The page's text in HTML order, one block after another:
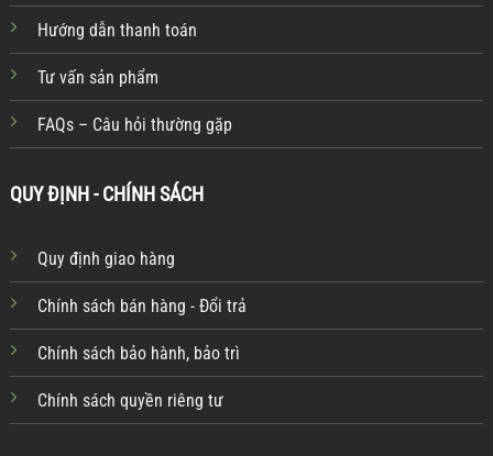
Hướng dẫn thanh toán
Tư vấn sản phẩm
FAQs – Câu hỏi thường gặp
QUY ĐỊNH - CHÍNH SÁCH
Quy định giao hàng
Chính sách bán hàng - Đổi trả
Chính sách bảo hành, bảo trì
Chính sách quyền riêng tư